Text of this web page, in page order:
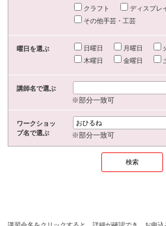
クラフト
ディスプレ
その他手芸・工芸
曜日を選ぶ 日曜日 月曜日
木曜日
金曜日
講師名で選ぶ
※部分一致可
ワークショッ
プ名で選ぶ
※部分一致可